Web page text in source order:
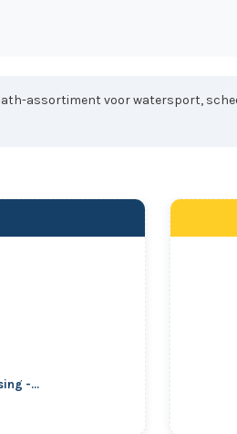
assortiment voor watersport,
-...